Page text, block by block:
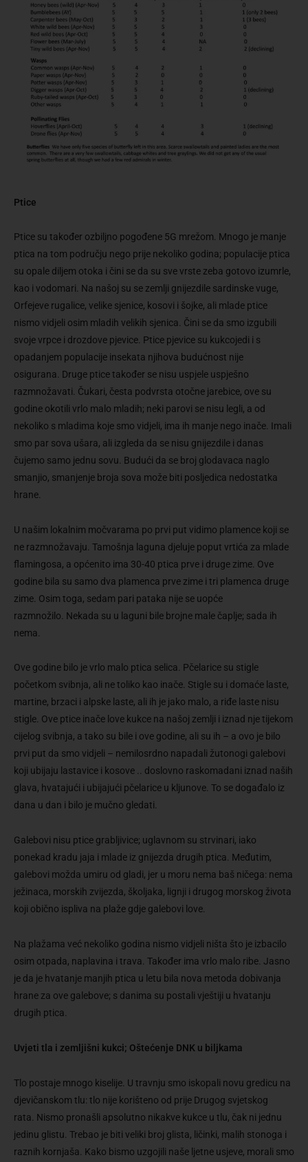
Ptice
Ptice su također ozbiljno pogođene 5G mrežom. Mnogo je manje
ptica na tom području nego prije nekoliko godina; populacije ptica
su opale diljem otoka i čini se da su sve vrste zeba gotovo izumrle,
kao i vodomari. Na našoj su se zemlji gnijezdile sardinske vuge,
Orfejeve rugalice, velike sjenice, kosovi i šojke, ali mlade ptice
nismo vidjeli osim mladih velikih sjenica. Čini se da smo izgubili
svoje vrpce i drozdove pjevice. Ptice pjevice su kukcojedi i s
opadanjem populacije insekata njihova budućnost nije
osigurana. Druge ptice također se nisu uspjele uspješno
razmnožavati. Čukari, česta podvrsta otočne jarebice, ove su
godine okotili vrlo malo mladih; neki parovi se nisu legli, a od
nekoliko s mladima koje smo vidjeli, ima ih manje nego inače. Imali
smo par sova ušara, ali izgleda da se nisu gnijezdile i danas
čujemo samo jednu sovu. Budući da se broj glodavaca naglo
smanjio, smanjenje broja sova može biti posljedica nedostatka
hrane.
U našim lokalnim močvarama po prvi put vidimo plamence koji se
ne razmnožavaju. Tamošnja laguna djeluje poput vrtića za mlade
flamingosa, a općenito ima 30-40 ptica prve i druge zime. Ove
godine bila su samo dva plamenca prve zime i tri plamenca druge
zime. Osim toga, sedam pari pataka nije se uopće
razmnožilo. Nekada su u laguni bile brojne male čaplje; sada ih
nema.
Ove godine bilo je vrlo malo ptica selica. Pčelarice su stigle
početkom svibnja, ali ne toliko kao inače. Stigle su i domaće laste,
martine, brzaci i alpske laste, ali ih je jako malo, a riđe laste nisu
stigle. Ove ptice inače love kukce na našoj zemlji i iznad nje tijekom
cijelog svibnja, a tako su bile i ove godine, ali su ih – a ovo je bilo
prvi put da smo vidjeli – nemilosrdno napadali žutonogi galebovi
koji ubijaju lastavice i kosove .. doslovno raskomadani iznad naših
glava, hvatajući i ubijajući pčelarice u kljunove. To se događalo iz
dana u dan i bilo je mučno gledati.
Galebovi nisu ptice grabljivice; uglavnom su strvinari, iako
ponekad kradu jaja i mlade iz gnijezda drugih ptica. Međutim,
galebovi možda umiru od gladi, jer u moru nema baš ničega: nema
ježinaca, morskih zvijezda, školjaka, lignji i drugog morskog života
koji obično ispliva na plaže gdje galebovi love.
Na plažama već nekoliko godina nismo vidjeli ništa što je izbacilo
osim otpada, naplavina i trava. Također ima vrlo malo ribe. Jasno
je da je hvatanje manjih ptica u letu bila nova metoda dobivanja
hrane za ove galebove; s danima su postali vještiji u hvatanju
drugih ptica.
Uvjeti tla i zemljišni kukci; Oštećenje DNK u biljkama
Tlo postaje mnogo kiselije. U travnju smo iskopali novu gredicu na
djevičanskom tlu: tlo nije korišteno od prije Drugog svjetskog
rata. Nismo pronašli apsolutno nikakve kukce u tlu, čak ni jednu
jedinu glistu. Trebao je biti veliki broj glista, ličinki, malih stonoga i
raznih kornjaša. Kako bismo uzgojili naše ljetne usjeve, morali smo